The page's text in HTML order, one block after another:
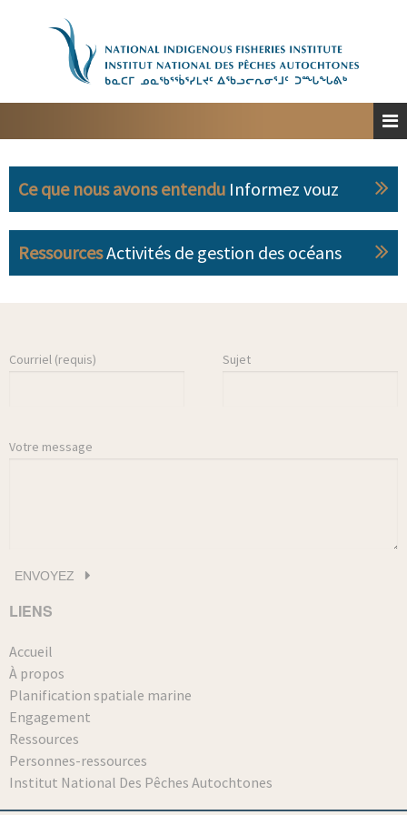
À propos
Personnes-ressources
Ce que nous avons entendu Informez vouz
RessourcesActivités de gestion des océans
Courriel (requis) Sujet
Votre message
LIENS
Accueil
À propos
Planification spatiale marine
Engagement
Ressources
Personnes-ressources
Institut National Des Pêches Autochtones